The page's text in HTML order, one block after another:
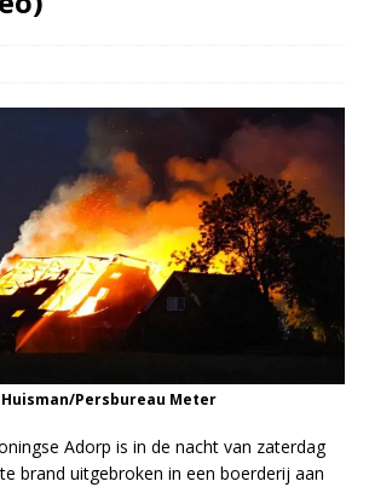
Persbureau Meter
Adorp is in de nacht van zaterdag
brand uitgebroken in een boerderij aan